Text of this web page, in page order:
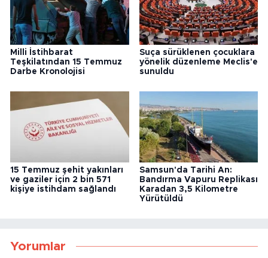
Milli İstihbarat
Teşkilatından 15 Temmuz
Darbe Kronolojisi
Suça sürüklenen çocuklara
yönelik düzenleme Meclis'e
sunuldu
15 Temmuz şehit yakınları
ve gaziler için 2 bin 571
kişiye istihdam sağlandı
Samsun'da Tarihi An:
Bandırma Vapuru Replikası
Karadan 3,5 Kilometre
Yürütüldü
Yorumlar